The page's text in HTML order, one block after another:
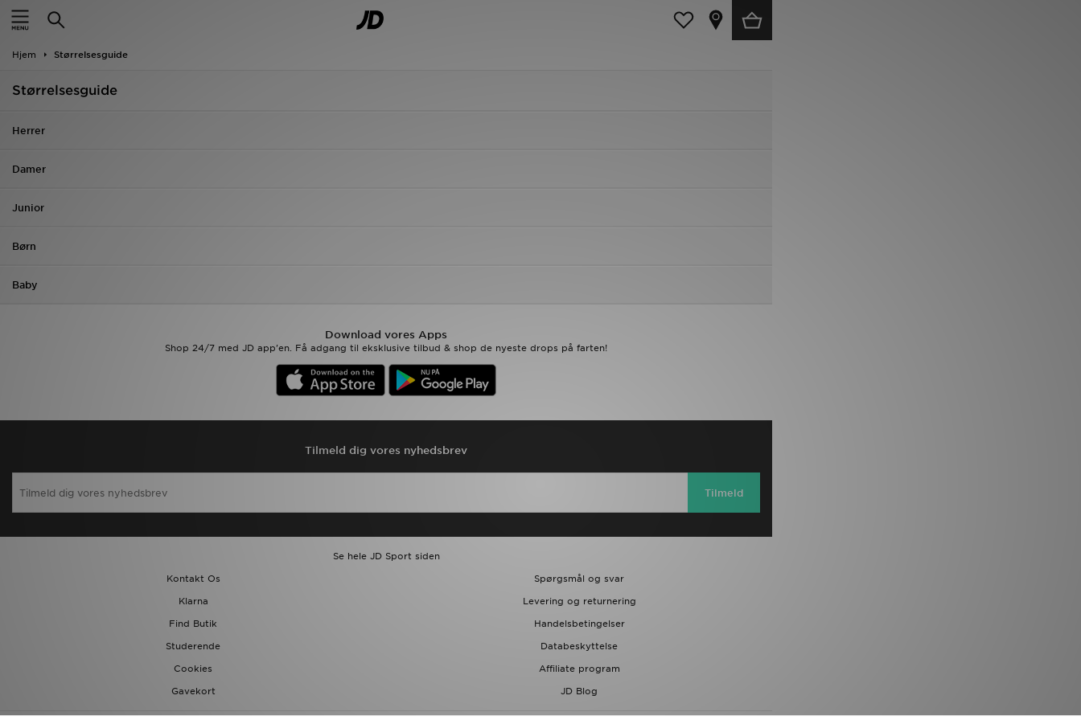
Hjem Størrelsesguide
Størrelsesguide
Herrer
Damer
Junior
Børn
Baby
Download vores Apps
Shop 24/7 med JD app'en. Få adgang til eksklusive tilbud & shop de nyeste drops på farten!
Tilmeld dig vores nyhedsbrev
Tilmeld
Se hele JD Sport siden
Kontakt Os
Spørgsmål og svar
Klarna
Levering og returnering
Find Butik
Handelsbetingelser
Studerende
Databeskyttelse
Cookies
Affiliate program
Gavekort
JD Blog
Hjem
Udsalg
Herrer
Damer
Børn
Bestsellers
Brands
Mine beskeder